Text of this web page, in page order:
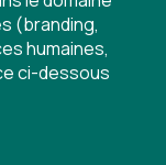
(branding,
humaines,
ci-dessous